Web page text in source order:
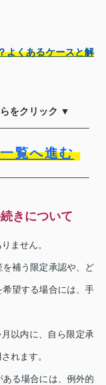
よくあるケースと解
をクリック ▼
覧へ進む
きについて
ません。
補う限定承認や、ど
望する場合には、手
以内に、自ら限定承
れます。
る場合には、例外的